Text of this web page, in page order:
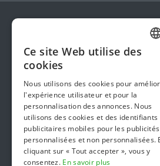
Dans les médias
Sécurité et fiabilité
Conditions
Confidentialité
Gestion des cookies
Ce site Web utilise des
cookies
Nous utilisons des cookies pour
l'expérience utilisateur et pour la
personnalisation des annonces. Nous
utilisons des cookies et des identifiants
publicitaires mobiles pour les publicités
personnalisées et non personnalisées.
cliquant sur « Tout accepter », vous y
consentez. En savoir plus